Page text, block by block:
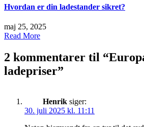
Hvordan er din ladestander sikret?
maj 25, 2025
Read More
2 kommentarer til “
ladepriser”
Henrik siger:
30. juli 2025 kl. 11:11